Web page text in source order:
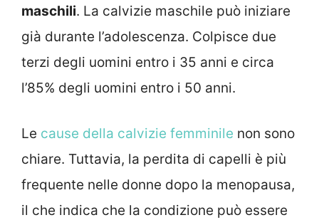
maschili. La calvizie maschile può iniziare
già durante l’adolescenza. Colpisce due
terzi degli uomini entro i 35 anni e circa
l’85% degli uomini entro i 50 anni.
Le cause della calvizie femminile non sono
chiare. Tuttavia, la perdita di capelli è più
frequente nelle donne dopo la menopausa,
il che indica che la condizione può essere